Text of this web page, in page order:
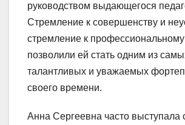
руководством выдающегося
Стремление к совершенству и
стремление к профессиональному
позволили ей стать одним из
талантливых и уважаемых
своего времени.
Анна Сергеевна часто выступала